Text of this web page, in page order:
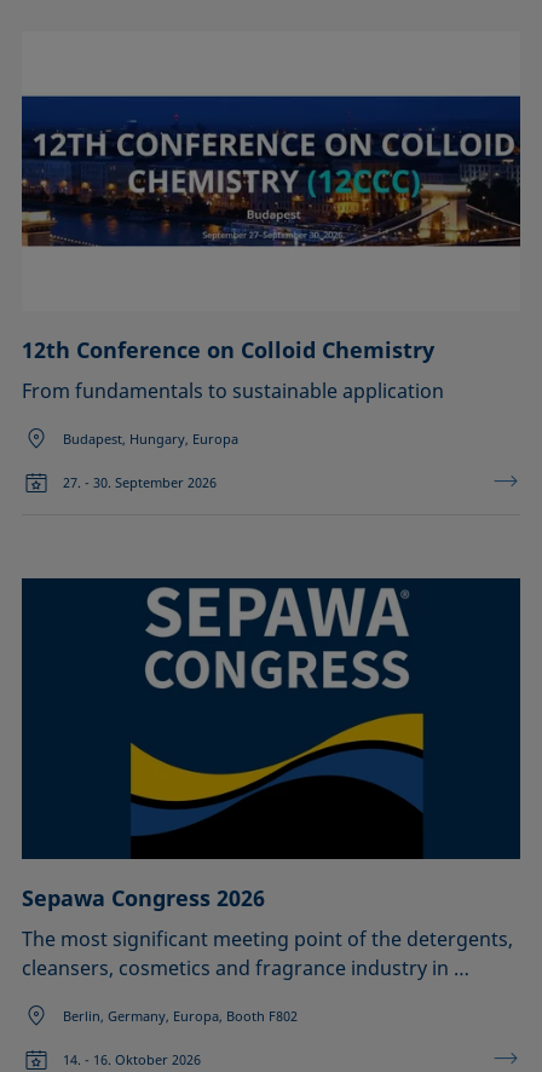
12th Conference on Colloid Chemistry
From fundamentals to sustainable application
Budapest, Hungary, Europa
27. - 30. September 2026
Sepawa Congress 2026
The most significant meeting point of the detergents,
cleansers, cosmetics and fragrance industry in …
Berlin, Germany, Europa, Booth F802
14. - 16. Oktober 2026